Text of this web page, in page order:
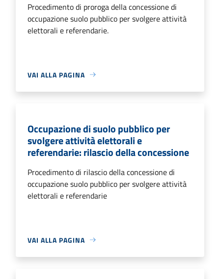
Procedimento di proroga della concessione di
occupazione suolo pubblico per svolgere attività
elettorali e referendarie.
VAI ALLA PAGINA
Occupazione di suolo pubblico per
svolgere attività elettorali e
referendarie: rilascio della concessione
Procedimento di rilascio della concessione di
occupazione suolo pubblico per svolgere attività
elettorali e referendarie
VAI ALLA PAGINA